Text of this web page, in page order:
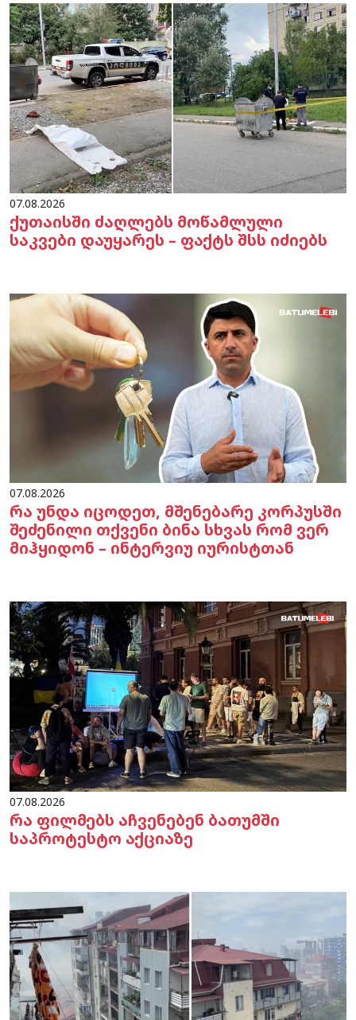
07.08.2026
ქუთაისში ძაღლებს მოწამლული
საკვები დაუყარეს – ფაქტს შსს იძიებს
07.08.2026
რა უნდა იცოდეთ, მშენებარე კორპუსში
შეძენილი თქვენი ბინა სხვას რომ ვერ
მიჰყიდონ – ინტერვიუ იურისტთან
07.08.2026
რა ფილმებს აჩვენებენ ბათუმში
საპროტესტო აქციაზე